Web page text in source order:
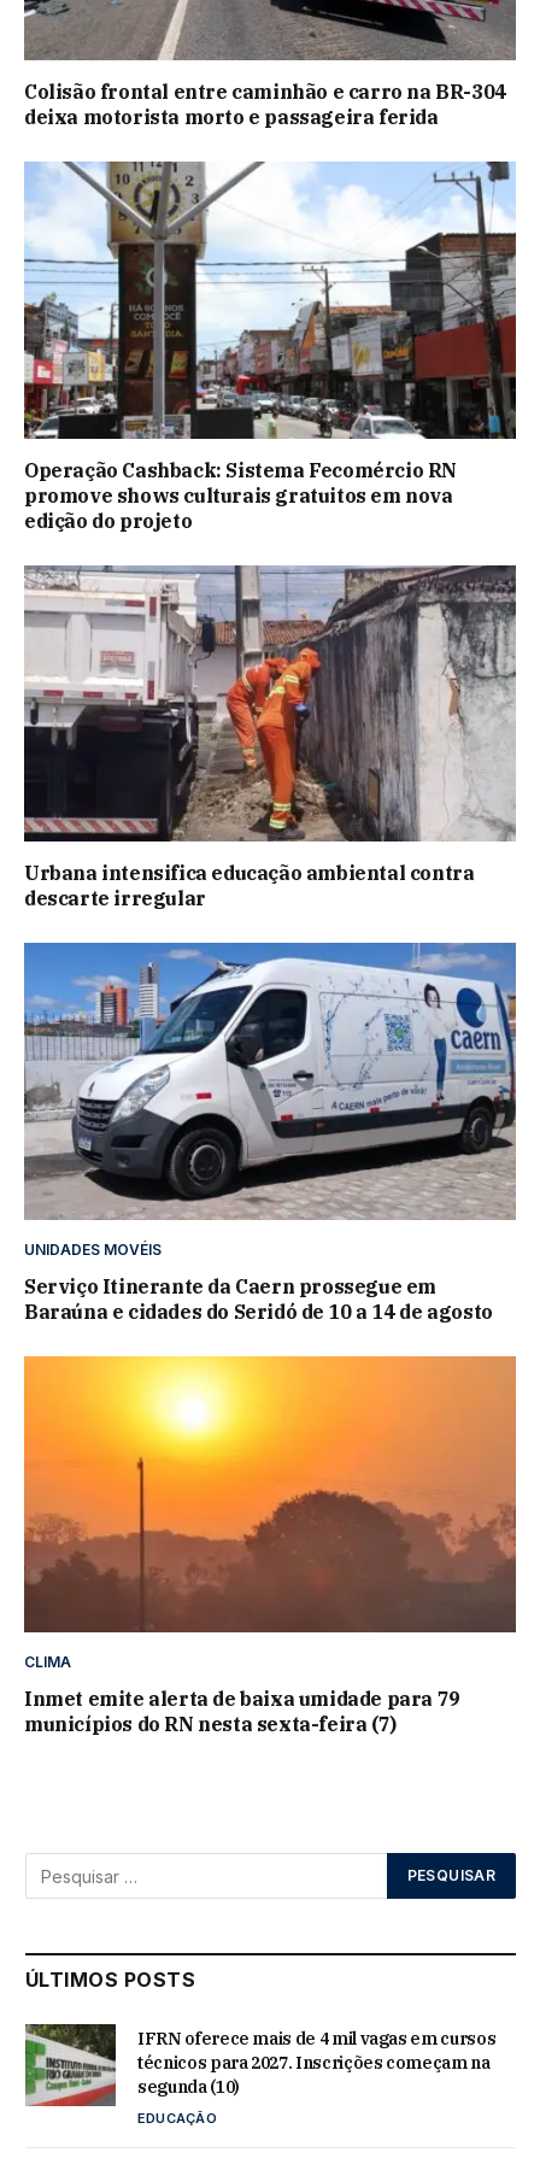
Colisão frontal entre caminhão e carro na BR-304
deixa motorista morto e passageira ferida
Operação Cashback: Sistema Fecomércio RN
promove shows culturais gratuitos em nova
edição do projeto
Urbana intensifica educação ambiental contra
descarte irregular
UNIDADES MOVÉIS
Serviço Itinerante da Caern prossegue em
Baraúna e cidades do Seridó de 10 a 14 de agosto
CLIMA
Inmet emite alerta de baixa umidade para 79
municípios do RN nesta sexta-feira (7)
ÚLTIMOS POSTS
IFRN oferece mais de 4 mil vagas em cursos
técnicos para 2027. Inscrições começam na
segunda (10)
EDUCAÇÃO